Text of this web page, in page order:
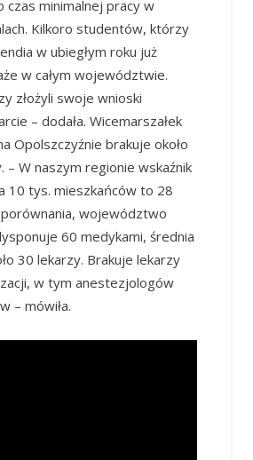
minimalnej pracy w
Kilkoro studentów, którzy
w ubiegłym roku już
w całym województwie.
złożyli swoje wnioski
– dodała. Wicemarszałek
Opolszczyźnie brakuje około
– W naszym regionie wskaźnik
10 tys. mieszkańców to 28
województwo
60 medykami, średnia
30 lekarzy. Brakuje lekarzy
w tym anestezjologów
– mówiła.